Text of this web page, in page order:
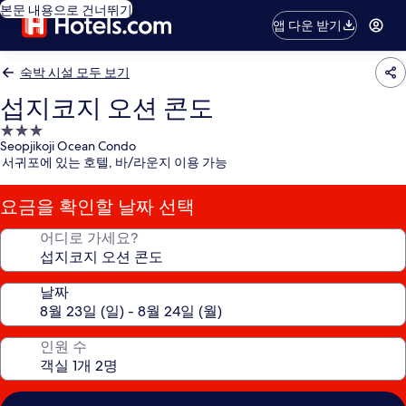
본문 내용으로 건너뛰기
앱 다운 받기
숙박 시설 모두 보기
섭지코지 오션 콘도
3.0
성
급
숙
박
시
Seopjikoji Ocean Condo
서귀포에 있는 호텔, 바/라운지 이용 가능
요금을 확인할 날짜 선택
어디로 가세요?
날짜
인원 수